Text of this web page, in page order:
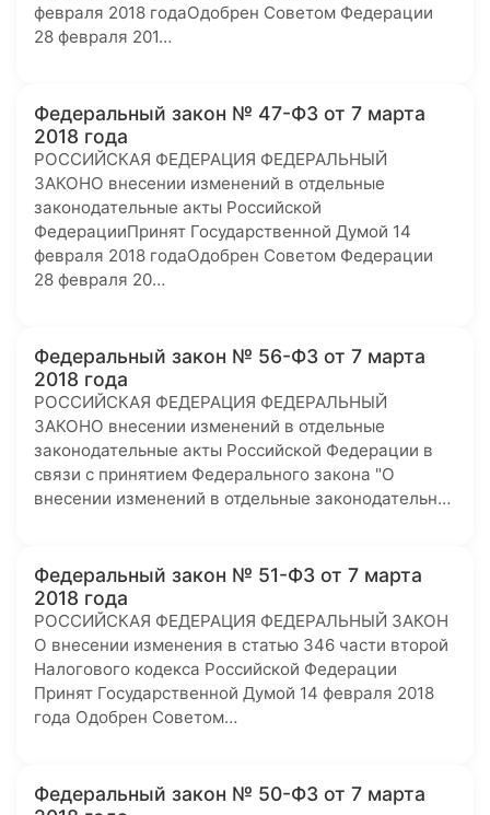
февраля 2018 годаОдобрен Советом Федерации
28 февраля 201…
Федеральный закон № 47-ФЗ от 7 марта
2018 года
РОССИЙСКАЯ ФЕДЕРАЦИЯ ФЕДЕРАЛЬНЫЙ
ЗАКОНО внесении изменений в отдельные
законодательные акты Российской
ФедерацииПринят Государственной Думой 14
февраля 2018 годаОдобрен Советом Федерации
28 февраля 20…
Федеральный закон № 56-ФЗ от 7 марта
2018 года
РОССИЙСКАЯ ФЕДЕРАЦИЯ ФЕДЕРАЛЬНЫЙ
ЗАКОНО внесении изменений в отдельные
законодательные акты Российской Федерации в
связи с принятием Федерального закона "О
внесении изменений в отдельные законодательн…
Федеральный закон № 51-ФЗ от 7 марта
2018 года
РОССИЙСКАЯ ФЕДЕРАЦИЯ ФЕДЕРАЛЬНЫЙ ЗАКОН
О внесении изменения в статью 346 части второй
Налогового кодекса Российской Федерации
Принят Государственной Думой 14 февраля 2018
года Одобрен Советом…
Федеральный закон № 50-ФЗ от 7 марта